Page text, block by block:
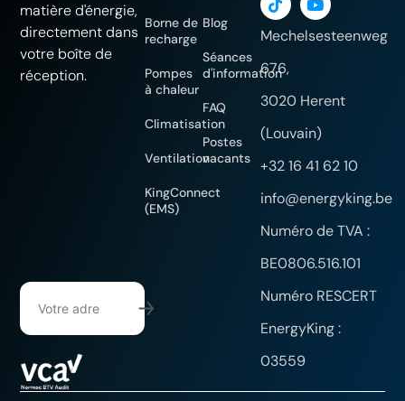
matière d'énergie,
directement dans
votre boîte de
réception.
Borne de
recharge
Pompes
à chaleur
Climatisation
Ventilation
KingConnect
(EMS)
Blog
Séances
d'information
FAQ
Postes
vacants
Mechelsesteenweg
676,
3020 Herent
(Louvain)
+32 16 41 62 10
info@energyking.be
Numéro de TVA :
BE0806.516.101
Numéro RESCERT
EnergyKing :
03559